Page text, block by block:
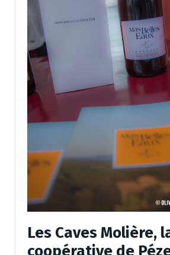
Les Caves Molière,
coopérative de